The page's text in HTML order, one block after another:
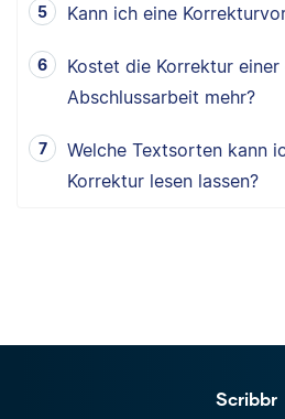
Kann ich eine
Kostet die Korrektur einer
Abschlussarbeit mehr?
Welche Textsorten kann
Korrektur lesen lassen?
Scribbr